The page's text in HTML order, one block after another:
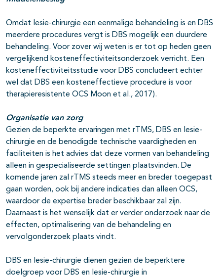
Omdat lesie-chirurgie een eenmalige behandeling is en DBS
meerdere procedures vergt is DBS mogelijk een duurdere
behandeling. Voor zover wij weten is er tot op heden geen
vergelijkend kosteneffectiviteitsonderzoek verricht. Een
kosteneffectiviteitsstudie voor DBS concludeert echter
wel dat DBS een kosteneffectieve procedure is voor
therapieresistente OCS Moon et al., 2017).
Organisatie van zorg
Gezien de beperkte ervaringen met rTMS, DBS en lesie-
chirurgie en de benodigde technische vaardigheden en
faciliteiten is het advies dat deze vormen van behandeling
alleen in gespecialiseerde settingen plaatsvinden. De
komende jaren zal rTMS steeds meer en breder toegepast
gaan worden, ook bij andere indicaties dan alleen OCS,
waardoor de expertise breder beschikbaar zal zijn.
Daarnaast is het wenselijk dat er verder onderzoek naar de
effecten, optimalisering van de behandeling en
vervolgonderzoek plaats vindt.
DBS en lesie-chirurgie dienen gezien de beperktere
doelgroep voor DBS en lesie-chirurgie in